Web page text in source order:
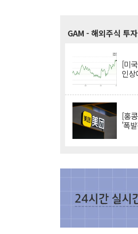
GAM - 해외주식 투
[미
인상
[홍
'폭